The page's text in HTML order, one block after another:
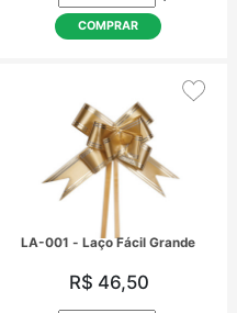
AP-014 - Etiqueta
R$ 7,17